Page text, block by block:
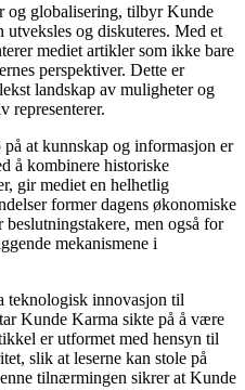
og globalisering, tilbyr Kunde
og diskuteres. Med et
mediet artikler som ikke bare
perspektiver. Dette er
landskap av muligheter og
representerer.
at kunnskap og informasjon er
å kombinere historiske
gir mediet en helhetlig
former dagens økonomiske
men også for
mekanismene i
teknologisk innovasjon til
Kunde Karma sikte på å være
er utformet med hensyn til
slik at leserne kan stole på
tilnærmingen sikrer at Kunde